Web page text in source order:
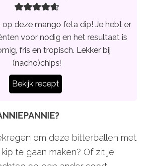
deze mango feta dip! Je hebt er
voor nodig en het resultaat is
fris en tropisch. Lekker bij
(nacho)chips!
Bekijk recept
om deze bitterballen met
te gaan maken? Of zit je